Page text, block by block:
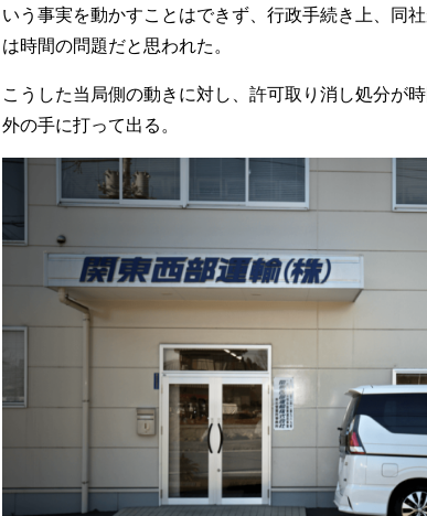
いう事実を動かすことはできず、行政手続き上、同
は時間の問題だと思われた。
こうした当局側の動きに対し、許可取り消し処分が
外の手に打って出る。